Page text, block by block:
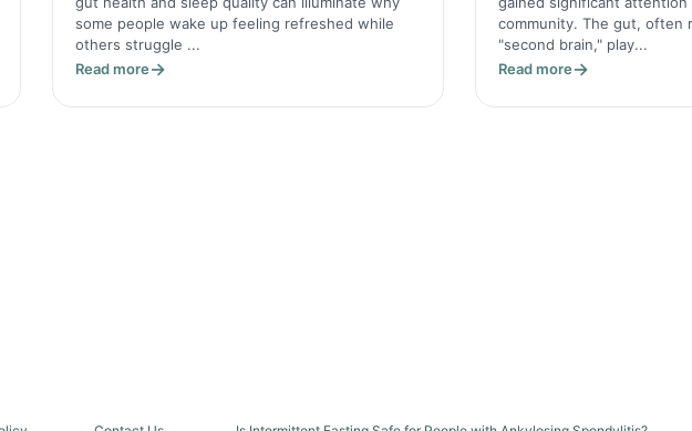
some people wake up feeling refreshed while
others struggle ...
Read more
community. The gut, often
"second brain," play...
Read more